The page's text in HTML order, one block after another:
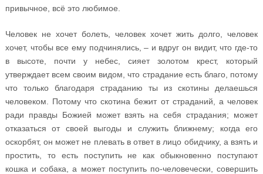
привычное, всё это любимое.
Человек не хочет болеть, человек хочет жить долго, человек
хочет, чтобы все ему подчинялись, – и вдруг он видит, что где-то
в высоте, почти у небес, сияет золотом крест, который
утверждает всем своим видом, что страдание есть благо, потому
что только благодаря страданию ты из скотины делаешься
человеком. Потому что скотина бежит от страданий, а человек
ради правды Божией может взять на себя страдания; может
отказаться от своей выгоды и служить ближнему; когда его
оскорбят, он может не плевать в ответ в лицо обидчику, а взять и
простить, то есть поступить не как обыкновенно поступают
кошка и собака, а может поступить по-человечески, совершить